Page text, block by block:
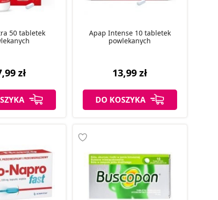
50 tabletek
zł
Apap Intense 10 tabletek
powlekanych
13,99 zł
DO KOSZYKA